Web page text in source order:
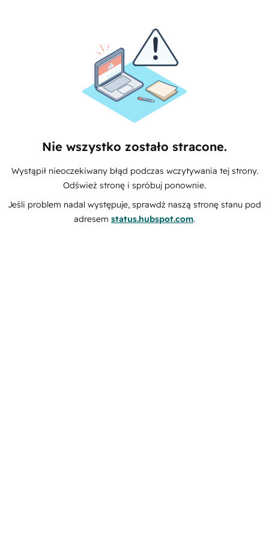
Nie wszystko zostało stracone.
Wystąpił nieoczekiwany błąd podczas wczytywania tej strony.
Odśwież stronę i spróbuj ponownie.
Jeśli problem nadal występuje, sprawdź naszą stronę stanu pod
adresem status.hubspot.com.